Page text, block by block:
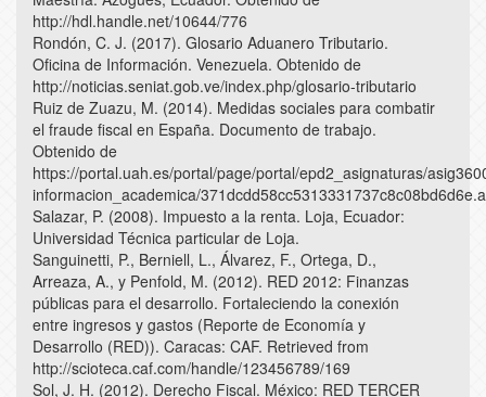
http://hdl.handle.net/10644/776
Rondón, C. J. (2017). Glosario Aduanero Tributario.
Oficina de Información. Venezuela. Obtenido de
http://noticias.seniat.gob.ve/index.php/glosario-tributario
Ruiz de Zuazu, M. (2014). Medidas sociales para combatir
el fraude fiscal en España. Documento de trabajo.
Obtenido de
https://portal.uah.es/portal/page/portal/epd2_asignaturas/
informacion_academica/
Salazar, P. (2008). Impuesto a la renta. Loja, Ecuador:
Universidad Técnica particular de Loja.
Sanguinetti, P., Berniell, L., Álvarez, F., Ortega, D.,
Arreaza, A., y Penfold, M. (2012). RED 2012: Finanzas
públicas para el desarrollo. Fortaleciendo la conexión
entre ingresos y gastos (Reporte de Economía y
Desarrollo (RED)). Caracas: CAF. Retrieved from
http://scioteca.caf.com/handle/123456789/169
Sol, J. H. (2012). Derecho Fiscal. México: RED TERCER